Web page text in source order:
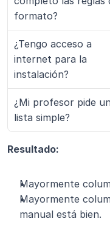
formato?
¿Tengo acceso a
internet para la
instalación?
¿Mi profesor pide
lista simple?
Resultado:
Mayormente
Mayormente
manual está bien.